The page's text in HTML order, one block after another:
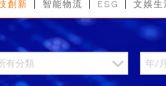
創新 智能物流 ESG 文娛生